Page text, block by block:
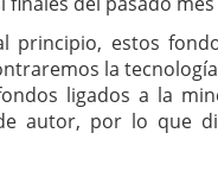
principio, estos
la
ligados a la
autor, por lo que